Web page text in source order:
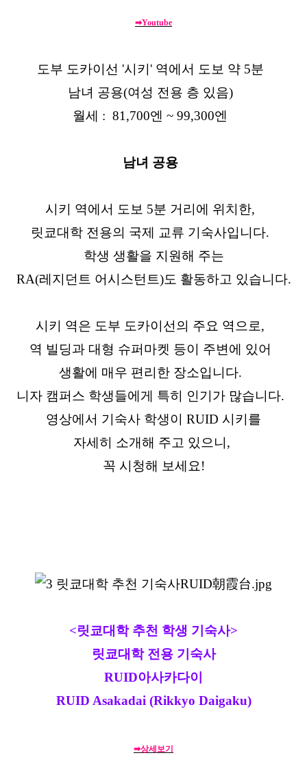
➡Youtube
도부 도카이선 '시키' 역에서 도보 약 5분
남녀 공용(여성 전용 층 있음)
월세 : 81,700엔 ~ 99,300엔
남녀 공용
시키 역에서 도보 5분 거리에 위치한,
릿쿄대학 전용의 국제 교류 기숙사입니다.
학생 생활을 지원해 주는
RA(레지던트 어시스턴트)도 활동하고 있습니다.
시키 역은 도부 도카이선의 주요 역으로,
역 빌딩과 대형 슈퍼마켓 등이 주변에 있어
생활에 매우 편리한 장소입니다.
니자 캠퍼스 학생들에게 특히 인기가 많습니다.
영상에서 기숙사 학생이 RUID 시키를
자세히 소개해 주고 있으니,
꼭 시청해 보세요!
<릿쿄대학 추천 학생 기숙사>
릿쿄대학 전용 기숙사
RUID아사카다이
RUID Asakadai (Rikkyo Daigaku)
➡상세보기